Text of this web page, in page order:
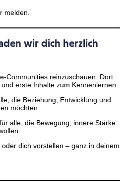
melden.
wir dich herzlich
Communities reinzuschauen. Dort
erste Inhalte zum Kennenlernen:
die Beziehung, Entwicklung und
möchten
für alle, die Bewegung, innere Stärke
dich vorstellen – ganz in deinem